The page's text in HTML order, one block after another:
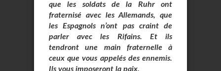
que les soldats de la Ruhr ont
fraternisé avec les Allemands, que
les Espagnols n’ont pas craint de
parler avec les Rifains. Et ils
tendront une main fraternelle à
ceux que vous appelés des ennemis.
Ils vous imposeront la paix.